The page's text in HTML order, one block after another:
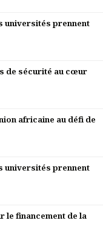
universités prennent
de sécurité au cœur
africaine au défi de
universités prennent
le financement de la